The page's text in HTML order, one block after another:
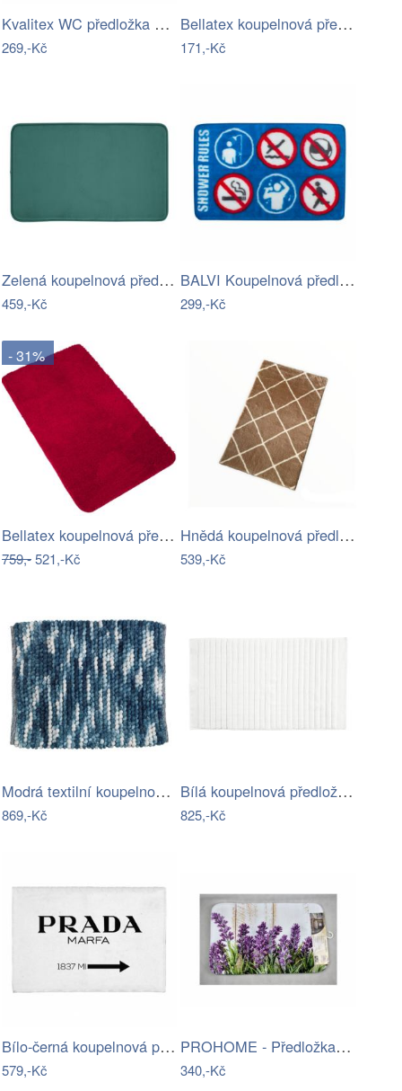
Kvalitex WC předložka Elipsy zelená, 60…
269,-Kč
Bellatex koupelnová předložka BANY…
171,-Kč
Zelená koupelnová předložka 50x80 cm –…
459,-Kč
BALVI Koupelnová předložka Shower Rules
299,-Kč
- 31%
Bellatex koupelnová předložka MICRO…
759,-521,-Kč
Hnědá koupelnová předložka 50x80 cm…
539,-Kč
Modrá textilní koupelnová předložka…
869,-Kč
Bílá koupelnová předložka 50x80 cm Inu…
825,-Kč
Bílo-černá koupelnová předložka 60x40…
579,-Kč
PROHOME - Předložka do koupelny 45x70cm
340,-Kč